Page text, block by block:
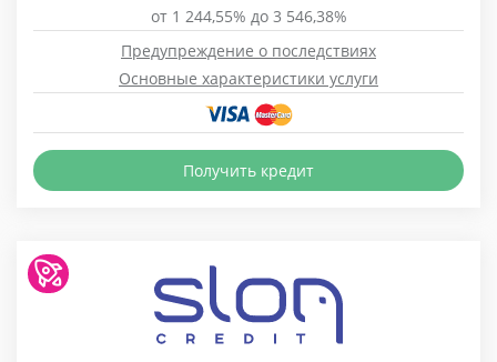
от 1 244,55% до 3 546,38%
Предупреждение о последствиях
Основные характеристики услуги
Получить кредит